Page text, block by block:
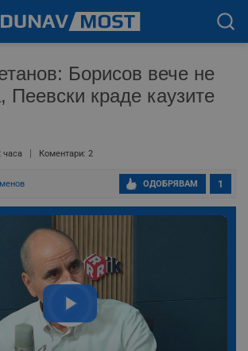
Борисов вече не
Пеевски краде каузите
часа Коментари: 2
1
ОДОБРЯВАМ